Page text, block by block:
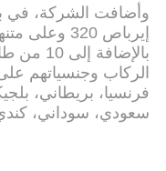
وأضافت الشركة، في
فرنسيا، بريطاني،
سعودي، سوداني،